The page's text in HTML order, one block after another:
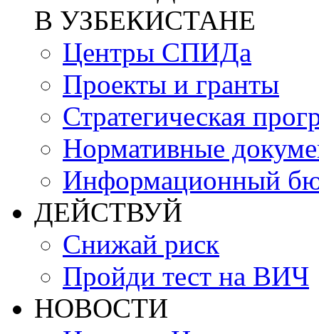
В УЗБЕКИСТАНЕ
Центры СПИДа
Проекты и гранты
Стратегическая
Нормативные
Информационный
ДЕЙСТВУЙ
Снижай риск
Пройди тест на ВИЧ
НОВОСТИ